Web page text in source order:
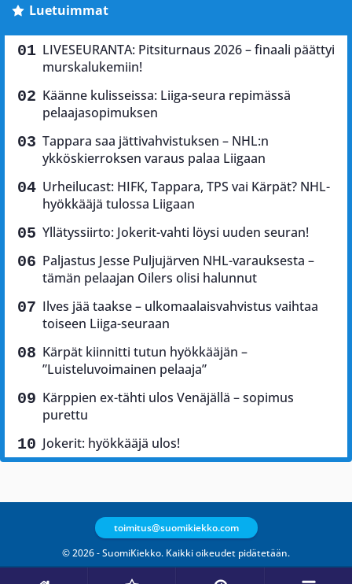
Luetuimmat
LIVESEURANTA: Pitsiturnaus 2026 – finaali päättyi
murskalukemiin!
Käänne kulisseissa: Liiga-seura repimässä
pelaajasopimuksen
Tappara saa jättivahvistuksen – NHL:n
ykköskierroksen varaus palaa Liigaan
Urheilucast: HIFK, Tappara, TPS vai Kärpät? NHL-
hyökkääjä tulossa Liigaan
Yllätyssiirto: Jokerit-vahti löysi uuden seuran!
Paljastus Jesse Puljujärven NHL-varauksesta –
tämän pelaajan Oilers olisi halunnut
Ilves jää taakse – ulkomaalaisvahvistus vaihtaa
toiseen Liiga-seuraan
Kärpät kiinnitti tutun hyökkääjän –
”Luisteluvoimainen pelaaja”
Kärppien ex-tähti ulos Venäjällä – sopimus
purettu
Jokerit: hyökkääjä ulos!
© 2026 - SuomiKiekko. Kaikki oikeudet pidätetään.
toimitus@suomikiekko.com